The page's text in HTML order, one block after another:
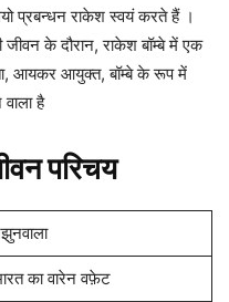
प्रबन्धन राकेश स्वयं करते हैं ।
के दौरान, राकेश बॉम्बे में एक
आयकर आयुक्त, बॉम्बे के रूप में
है
परिचय
का वारेन वफ़ेट